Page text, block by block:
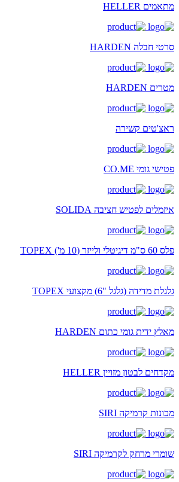
מתאמים HELLER
סרטי חבלה HARDEN
מטרים HARDEN
ראצ'טים קשירה
פטישי גומי CO.ME
איזמלים לפטיש חציבה SOLIDA
פלס 60 ס"מ דיגיטלי ולייזר (10 מ') TOPEX
גלגלת מדידה (גלגל "6) מקצועי TOPEX
מאלץ ידית גומי כתום HARDEN
מקדחים לבטון מזויין HELLER
מכונות קרמיקה SIRI
שומרי מרחק לקרמיקה SIRI